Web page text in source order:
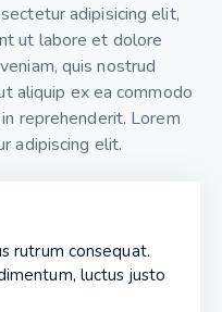
adipisicing elit,
ut labore et dolore
quis nostrud
aliquip ex ea commodo
reprehenderit. Lorem
adipiscing elit.
rutrum consequat.
luctus justo